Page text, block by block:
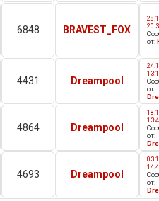
6848 BRAVEST_FOX
от:
4431 Dreampool
от:
4864 Dreampool
от:
4693 Dreampool
от: